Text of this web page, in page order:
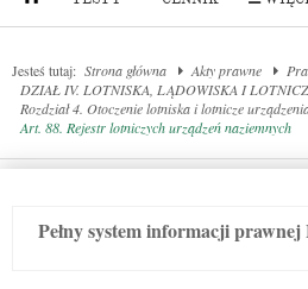
Jesteś tutaj: Strona główna Akty prawne
DZIAŁ IV. LOTNISKA, LĄDOWISKA I
Rozdział 4. Otoczenie lotniska i lotnicze
Art. 88. Rejestr lotniczych urządzeń naziemnych
Pełny system informacji prawnej